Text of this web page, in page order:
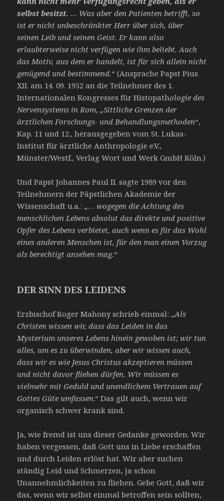
selbst besitzt. … Was aber den Patienten betrifft, so
ist er nicht unbeschränkter Herr über sich, über
seinen Leib und seinen Geist. Er kann also
erlaubterweise nicht verfügen wie ihm beliebt. Auch
das Motiv, aus dem er handelt, ist für sich allein nicht
genügend und bestimmend.“ (Ansprache Papst Pius
XII. am 14. 09. 1952 an die Teilnehmer des 1.
Internationalen Kongresses für Histopathologie des
Nervensystems in Rom, „Sittliche Grenzen der
ärztlichen Forschungs- und Behandlungsmethoden“,
Kap. 11 und 12., herausgegeben vom St. Lukas-
Institut für ärztliche Anthropologie e.V.,
Münster/Westf., Verlag Wort und Werk GmbH Köln.)
Und Papst Johannes Paul II. sagte 1989 vor den
Teilnehmern der Päpstlichen Akademie der
Wissenschaft u.a.: „…wogegen die Achtung des
menschlichen Lebens absolut das direkte und positive
Opfer des Lebens verbietet, auch wenn es für das Wohl
eines anderen Menschen ist, für den man einen Vorzug
als berechtigt ansehen mag.“
DER SINN DES LEIDENS
Erzbischof Roger Mahony schrieb einmal: „Als
Christen wissen wir, dass das Leiden in das
Mysterium unseres Lebens hinein gewoben ist; wir tun
alles, um es zu überwinden, aber wir wissen auch,
dass wir es wie Jesus Christus akzeptieren müssen
und nicht davor fliehen dürfen. Wir müssen es
vielmehr mit Geduld und unendlichem Vertrauen auf
Gottes Güte umfassen.“ Das gilt auch, wenn wir
organisch schwer krank sind.
Ja, wie fremd ist uns dieser Gedanke geworden. Wir
haben vergessen, daß Gott uns in Liebe erschaffen
und durch Leiden erlöst hat. Wir aber suchen
ständig Leid und Schmerzen, ja schon
Unannehmlichkeiten zu fliehen. Gebe Gott, daß wir
das, wenn wir selbst einmal betroffen sein sollten,